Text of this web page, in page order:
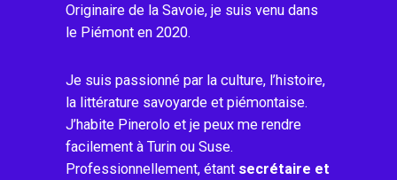
Originaire de la Savoie, je suis venu dans
le Piémont en 2020.
Je suis passionné par la culture, l’histoire,
la littérature savoyarde et piémontaise.
J’habite Pinerolo et je peux me rendre
facilement à Turin ou Suse.
Professionnellement, étant secrétaire et